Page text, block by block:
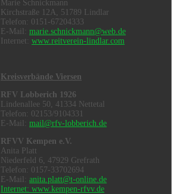
Marie Schnickmann
Kirchstraße 12A, 51789 Lindlar
Telefon: 0151-67204333
E-Mail:marie.schnickmann@web.de
Internet:www.reitverein-lindlar.com
Kreisverbände Viersen
RFV Lobberich 1926
Lindenallee 50, 41334 Nettetal
Telefon: 02153/9104331
E-Mail:mail@rfv-lobberich.de
RFVV Kempen e.V.
Anita Platt
Niederfeld 6, 47929 Grefrath
Telefon: 0157-33702694
E-Mail:anita.platt@t-online.de
Internet:www.kempen-rfvv.de